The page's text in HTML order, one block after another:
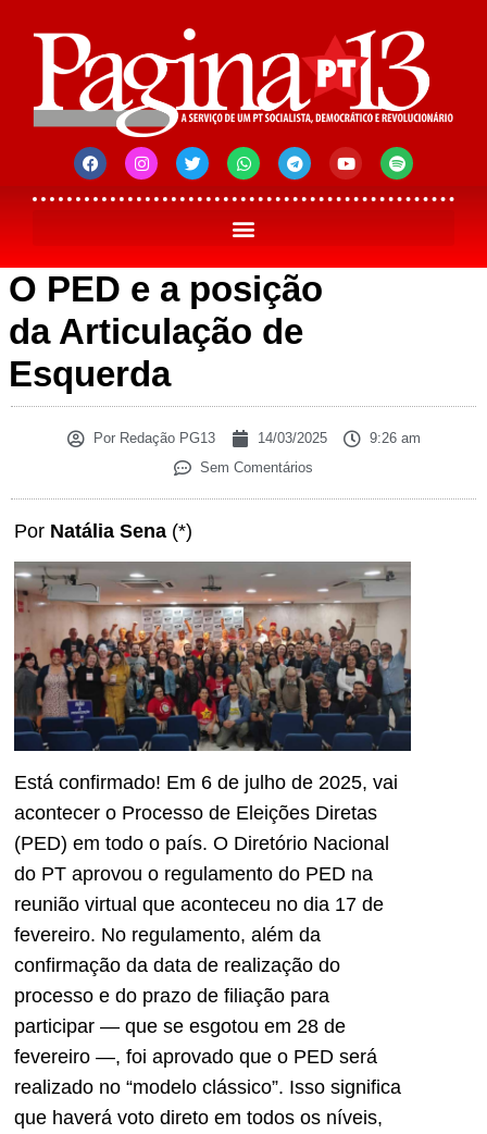
O PED e a posição
da Articulação de
Esquerda
PorRedação PG13 14/03/2025
9:26 am
Sem Comentários
Por Natália Sena (*)
Está confirmado! Em 6 de julho de 2025, vai
acontecer o Processo de Eleições Diretas
(PED) em todo o país. O Diretório Nacional
do PT aprovou o regulamento do PED na
reunião virtual que aconteceu no dia 17 de
fevereiro. No regulamento, além da
confirmação da data de realização do
processo e do prazo de filiação para
participar — que se esgotou em 28 de
fevereiro —, foi aprovado que o PED será
realizado no “modelo clássico”. Isso significa
que haverá voto direto em todos os níveis,